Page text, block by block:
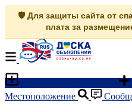
🛡️ Для защиты сайта от
плата за
Местоположение